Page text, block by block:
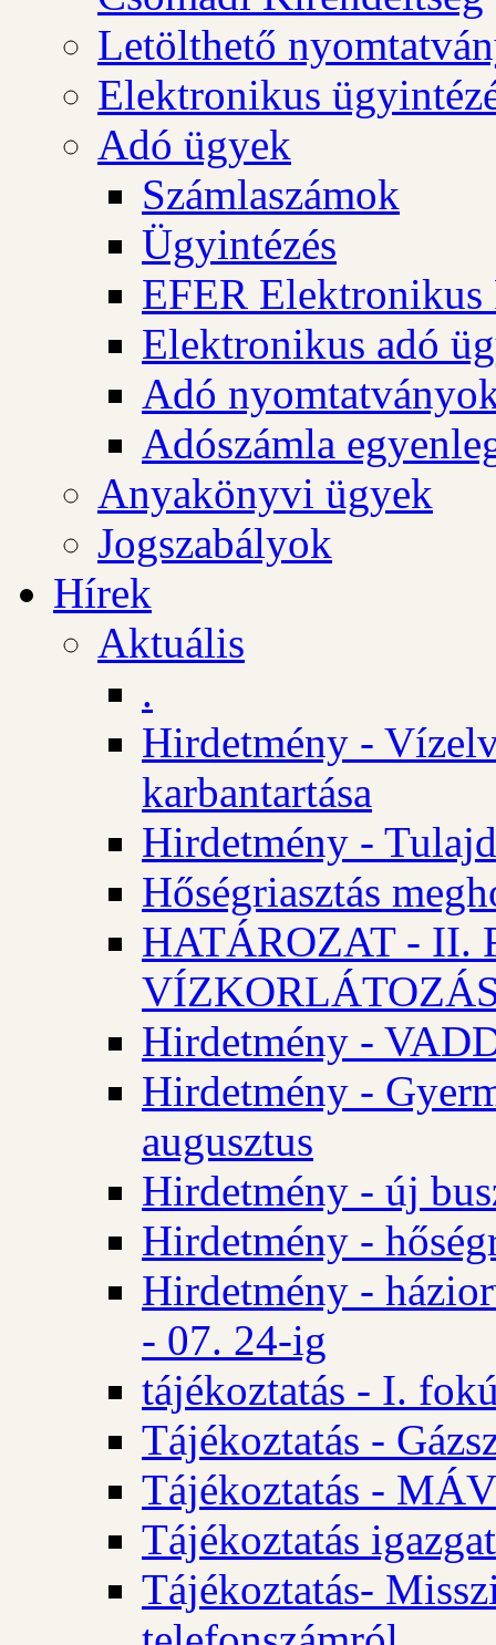
Letölthető
Elektronikus
Adó ügyek
Számlaszámok
Ügyintézés
EFER Elektronikus
Elektronikus adó
Adó
Adószámla
Anyakönyvi ügyek
Jogszabályok
Hírek
Aktuális
.
Hirdetmény -
karbantartása
Hirdetmény -
Hőségriasztás
HATÁROZAT - II.
Hirdetmény -
Hirdetmény -
augusztus
Hirdetmény - új
Hirdetmény -
Hirdetmény -
- 07. 24-ig
tájékoztatás - I.
Tájékoztatás -
Tájékoztatás -
Tájékoztatás
Tájékoztatás-